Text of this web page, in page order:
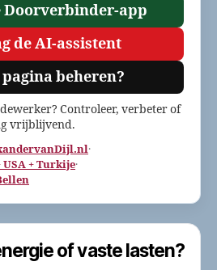
Doorverbinder-app
de AI-assistent
pagina beheren?
Controleer, verbeter of
vrijblijvend.
·
USA + Turkije·
of vaste lasten?